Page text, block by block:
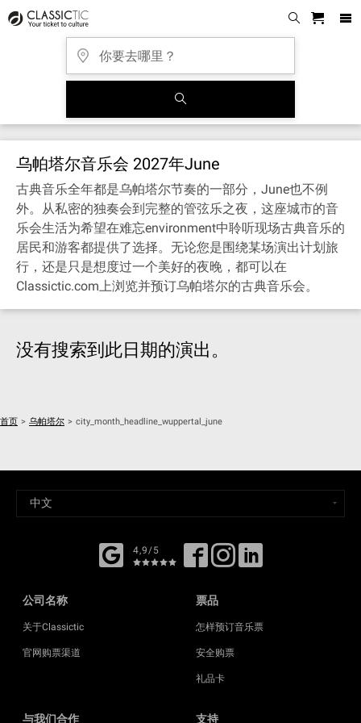
乌帕塔尔音乐会 2027年June
古典音乐全年都是乌帕塔尔节奏的一部分，June也不例
外。从私密的独奏会到完整的管弦乐之夜，这座城市的音
乐会生活为希望在难忘environment中聆听现场古典音乐的
居民和游客都提供了选择。无论您是围绕某场演出计划旅
行，还是只是想度过一个美好的夜晚，都可以在
Classictic.com上浏览并预订乌帕塔尔的古典音乐会。
没有搜索到此日期的演出。
首页 > 乌帕塔尔 > city_month_headline_wuppertal_june
4,9/5
公司名称
关于Classictic
官网购票渠道
票品
怎样预订音乐票
安全购票
礼品卡
与我们合作 支持